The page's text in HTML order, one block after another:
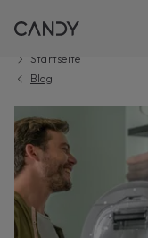
Startseite
Blog